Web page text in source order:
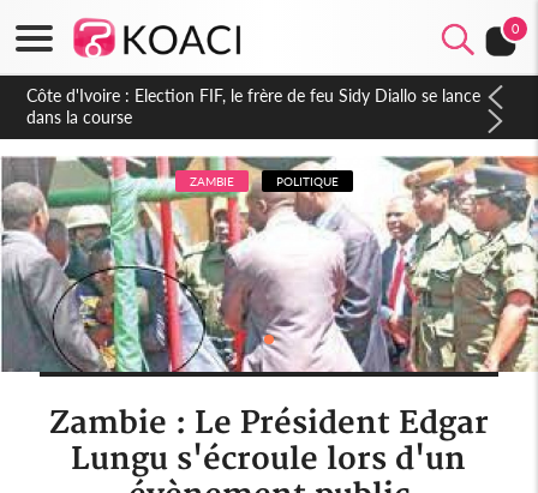
0
Côte d'Ivoire : Election FIF, le frère de feu Sidy Diallo se lance
dans la course
ZAMBIE POLITIQUE
Zambie : Le Président Edgar
Lungu s'écroule lors d'un